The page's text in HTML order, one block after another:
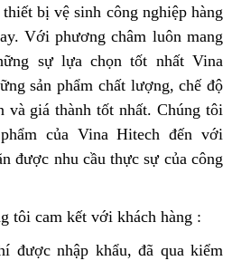
bị vệ sinh công nghiệp hàng
Với phương châm luôn mang
sự lựa chọn tốt nhất Vina
sản phẩm chất lượng, chế độ
và giá thành tốt nhất. Chúng tôi
của Vina Hitech đến với
được nhu cầu thực sự của công
tôi cam kết với khách hàng :
được nhập khẩu, đã qua kiểm